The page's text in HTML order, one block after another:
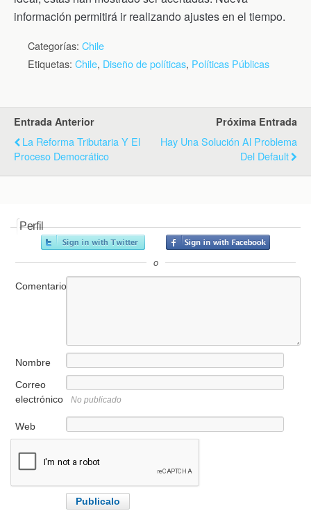
información permitirá ir realizando ajustes en el tiempo.
Categorías: Chile
Etiquetas: Chile, Diseño de políticas, Políticas Públicas
Entrada Anterior
La Reforma Tributaria Y El
Proceso Democrático
Próxima Entrada
Hay Una Solución Al Problema
Del Default
Perfil
o
Comentario
Nombre
Correo
electrónico
No publicado
Web